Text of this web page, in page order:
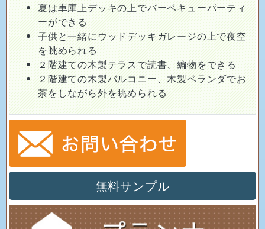
夏は車庫上デッキの上でバーベキューパーティ
ーができる
子供と一緒にウッドデッキガレージの上で夜空
を眺められる
２階建ての木製テラスで読書、編物をできる
２階建ての木製バルコニー、木製ベランダでお
茶をしながら外を眺められる
無料サンプル